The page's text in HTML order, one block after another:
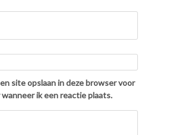
site opslaan in deze browser voor
ik een reactie plaats.